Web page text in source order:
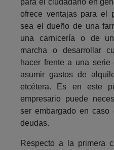
para el ciudadano en
ofrece ventajas para el
sea el dueño de una
una carnicería o de
marcha o desarrollar
hacer frente a una serie
asumir gastos de
etcétera. Es en este
empresario puede
ser embargado en
deudas.
Respecto a la primera